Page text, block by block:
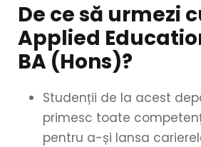
De ce să urmezi
Applied
BA (Hons)?
Studenții de la acest
primesc toate
pentru a-și lansa